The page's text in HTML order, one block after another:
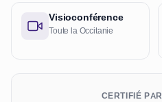
Visioconférence
Toute la Occitanie
CERTIFIÉ PAR